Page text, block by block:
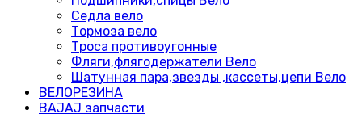
Седла вело
Тормоза вело
Троса противоугонные
Фляги,флягодержатели Вело
Шатунная пара,звезды ,кассеты,цепи Вело
ВЕЛОРЕЗИНА
BAJAJ запчасти